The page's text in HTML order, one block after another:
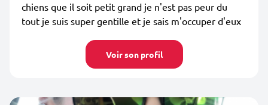
chiens que il soit petit grand je n'est pas peur du
tout je suis super gentille et je sais m'occuper d'eux
Voir son profil